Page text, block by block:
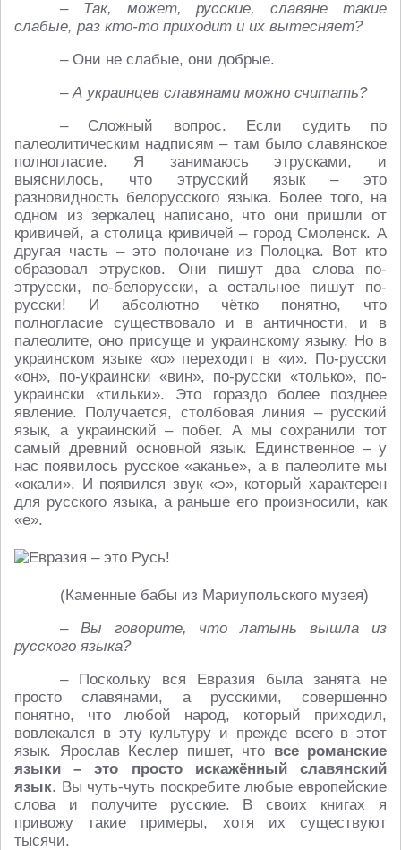
– Так, может, русские, славяне такие
слабые, раз кто-то приходит и их вытесняет?
– Они не слабые, они добрые.
– А украинцев славянами можно считать?
– Сложный вопрос. Если судить по
палеолитическим надписям – там было славянское
полногласие. Я занимаюсь этрусками, и
выяснилось, что этрусский язык – это
разновидность белорусского языка. Более того, на
одном из зеркалец написано, что они пришли от
кривичей, а столица кривичей – город Смоленск. А
другая часть – это полочане из Полоцка. Вот кто
образовал этрусков. Они пишут два слова по-
этрусски, по-белорусски, а остальное пишут по-
русски! И абсолютно чётко понятно, что
полногласие существовало и в античности, и в
палеолите, оно присуще и украинскому языку. Но в
украинском языке «о» переходит в «и». По-русски
«он», по-украински «вин», по-русски «только», по-
украински «тильки». Это гораздо более позднее
явление. Получается, столбовая линия – русский
язык, а украинский – побег. А мы сохранили тот
самый древний основной язык. Единственное – у
нас появилось русское «аканье», а в палеолите мы
«окали». И появился звук «э», который характерен
для русского языка, а раньше его произносили, как
«е».
(Каменные бабы из Мариупольского музея)
– Вы говорите, что латынь вышла из
русского языка?
– Поскольку вся Евразия была занята не
просто славянами, а русскими, совершенно
понятно, что любой народ, который приходил,
вовлекался в эту культуру и прежде всего в этот
язык. Ярослав Кеслер пишет, что все романские
языки – это просто искажённый славянский
язык. Вы чуть-чуть поскребите любые европейские
слова и получите русские. В своих книгах я
привожу такие примеры, хотя их существуют
тысячи.